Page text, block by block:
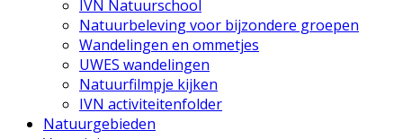
IVN Natuurschool
Natuurbeleving voor bijzondere groepen
Wandelingen en ommetjes
UWES wandelingen
Natuurfilmpje kijken
IVN activiteitenfolder
Natuurgebieden